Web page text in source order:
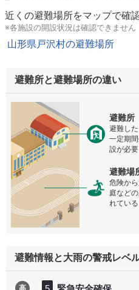
近くの避難場所をマップで確
※各施設の開設状況は確認できません
山形県戸沢村の避難場所
避難所と避難場所の違い
避難所
避難し
一定期
設が必要
避難場
危険か
庭など
れている
避難情報と大雨の警戒レベ
高